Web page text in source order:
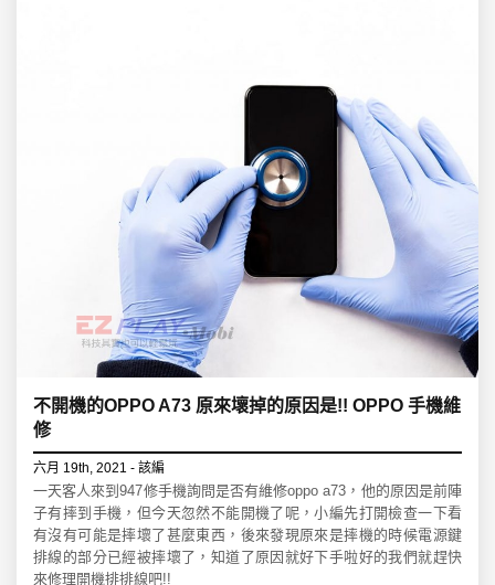
不開機的OPPO A73 原來壞掉的原因是!! OPPO 手機維
修
六月 19th, 2021 - 該編
一天客人來到947修手機詢問是否有維修oppo a73，他的原因是前陣
子有摔到手機，但今天忽然不能開機了呢，小編先打開檢查一下看
有沒有可能是摔壞了甚麼東西，後來發現原來是摔機的時候電源鍵
排線的部分已經被摔壞了，知道了原因就好下手啦好的我們就趕快
來修理開機排排線吧!!